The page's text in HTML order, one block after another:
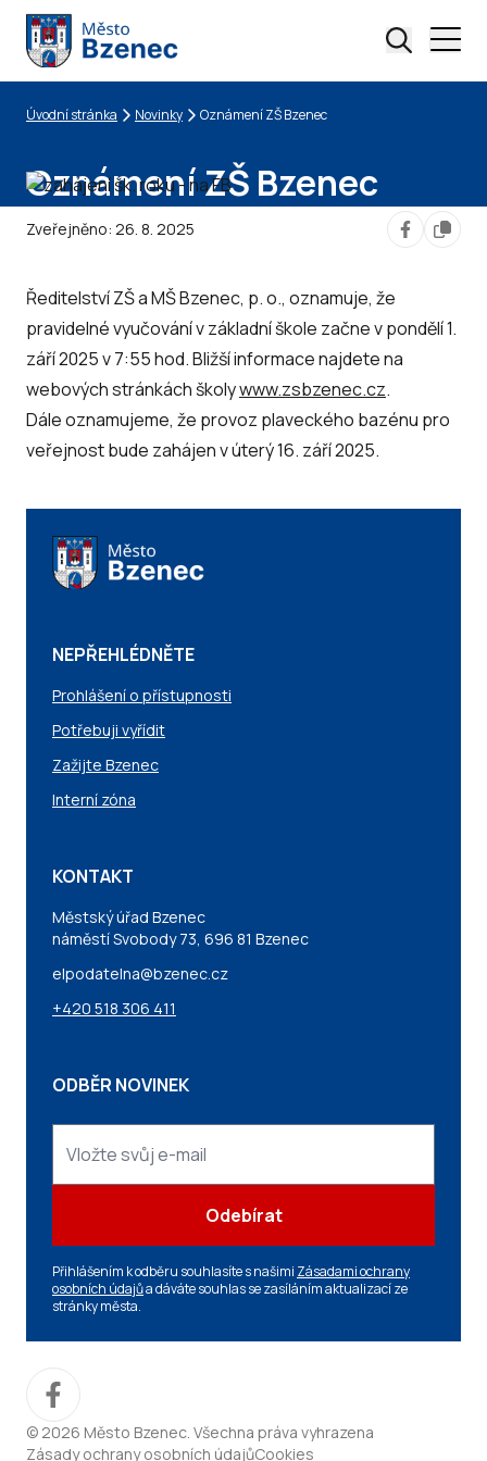
Drobečková navigace
Úvodní stránka Novinky Oznámení ZŠ Bzenec
Oznámení ZŠ Bzenec
Zveřejněno: 26. 8. 2025
Ředitelství ZŠ a MŠ Bzenec, p. o., oznamuje, že
pravidelné vyučování v základní škole začne v pondělí 1.
září 2025 v 7:55 hod. Bližší informace najdete na
webových stránkách školywww.zsbzenec.cz.
Dále oznamujeme, že provoz plaveckého bazénu pro
veřejnost bude zahájen v úterý 16. září 2025.
NEPŘEHLÉDNĚTE
Prohlášení o přístupnosti
Potřebuji vyřídit
Zažijte Bzenec
Interní zóna
KONTAKT
Městský úřad Bzenec
náměstí Svobody 73, 696 81 Bzenec
elpodatelna@bzenec.cz
+420 518 306 411
ODBĚR NOVINEK
Odebírat
Přihlášením k odběru souhlasíte s našimi Zásadami ochrany
osobních údajůa dáváte souhlas se zasíláním aktualizací ze
stránky města.
© 2026 Město Bzenec. Všechna práva vyhrazena
Zásady ochrany osobních údajůCookies